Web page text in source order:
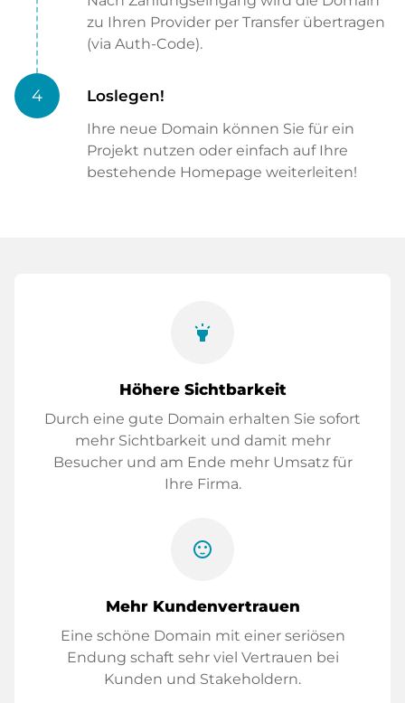
zu Ihren Provider per Transfer übertragen
(via Auth-Code).
4 Loslegen!
Ihre neue Domain können Sie für ein
Projekt nutzen oder einfach auf Ihre
bestehende Homepage weiterleiten!
highlight
Höhere Sichtbarkeit
Durch eine gute Domain erhalten Sie sofort
mehr Sichtbarkeit und damit mehr
Besucher und am Ende mehr Umsatz für
Ihre Firma.
sentiment_satisfied
Mehr Kundenvertrauen
Eine schöne Domain mit einer seriösen
Endung schaft sehr viel Vertrauen bei
Kunden und Stakeholdern.